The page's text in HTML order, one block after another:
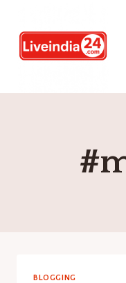
BLOGGING